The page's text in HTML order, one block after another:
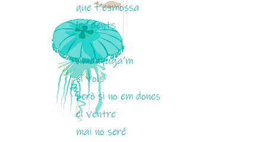
que t’esmossa
les dents
amanyaga’m
si vols
però si no em dones
el ventre
mai no seré